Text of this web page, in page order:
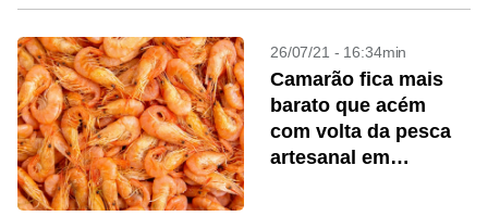
26/07/21 - 16:34min
Camarão fica mais
barato que acém
com volta da pesca
artesanal em